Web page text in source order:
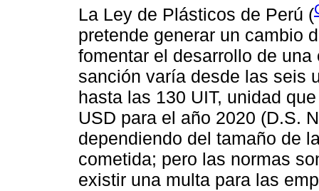
La Ley de Plásticos de Perú (
pretende generar un cambio
fomentar el desarrollo de
sanción varía desde las seis
hasta las 130 UIT, unidad
USD para el año 2020 (D.S.
dependiendo del tamaño de
cometida; pero las normas
existir una multa para las